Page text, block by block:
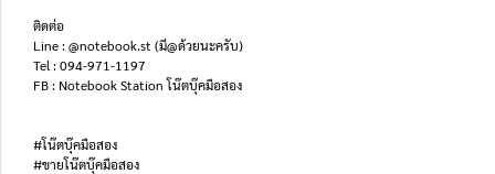
ติดต่อ
Line : @notebook.st (มี@ด้วยนะครับ)
Tel : 094-971-1197
FB : Notebook Station โน๊ตบุ๊คมือสอง
#โน๊ตบุ๊คมือสอง
#ขายโน๊ตบุ๊คมือสอง